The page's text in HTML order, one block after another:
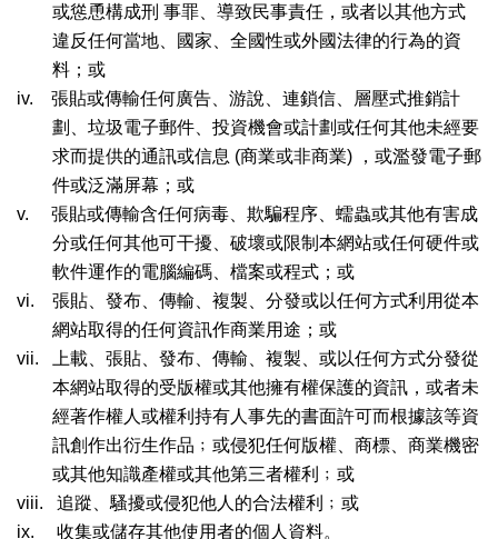
或慫恿構成刑 事罪、導致民事責任，或者以其他方式
違反任何當地、國家、全國性或外國法律的行為的資
料；或
iv.
張貼或傳輸任何廣告、游說、連鎖信、層壓式推銷計
劃、垃圾電子郵件、投資機會或計劃或任何其他未經要
求而提供的通訊或信息 (商業或非商業)
，或濫發電子郵
件或泛滿屏幕；或
v.
張貼或傳輸含任何病毒、欺騙程序、蠕蟲或其他有害成
分或任何其他可干擾、破壞或限制本網站或任何硬件或
軟件運作的電腦編碼、檔案或程式；或
vi.
張貼、發布、傳輸、複製、分發或以任何方式利用從本
網站取得的任何資訊作商業用途；或
vii.
上載、張貼、發布、傳輸、複製、或以任何方式分發從
本網站取得的受版權或其他擁有權保護的資訊，或者未
經著作權人或權利持有人事先的書面許可而根據該等資
訊創作出衍生作品﹔或侵犯任何版權、商標、商業機密
或其他知識產權或其他第三者權利﹔或
viii.
追蹤、騷擾或侵犯他人的合法權利﹔或
ix.
收集或儲存其他使用者的個人資料。